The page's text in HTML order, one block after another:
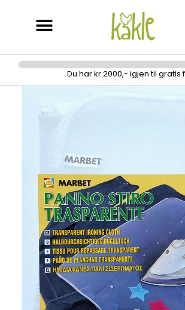
Du har kr 2000,- igjen til gratis